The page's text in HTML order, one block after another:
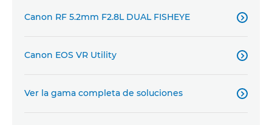
Canon RF 5.2mm F2.8L DUAL FISHEYE 
Canon EOS VR Utility 
Ver la gama completa de soluciones 